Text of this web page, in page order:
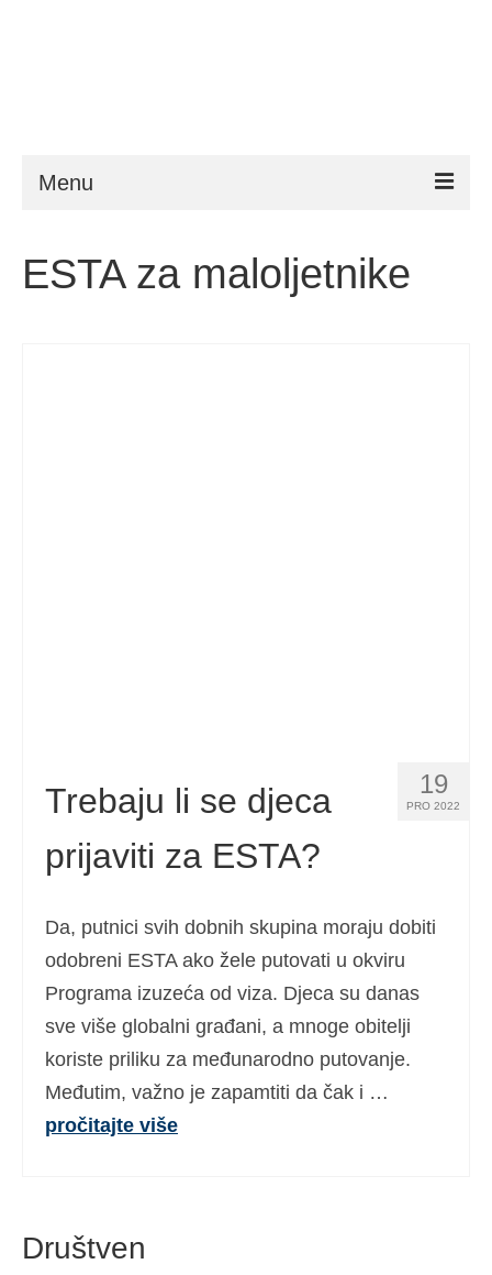
Menu
Zahtjevi
English ( Engleski
Français (Francuski)
Deutsch (Njemački )
עברית (Hebrejski)
Magyar(Mađarski)
ESTA za maloljetnike
19
PRO 2022
Trebaju li se djeca
prijaviti za ESTA?
Da, putnici svih dobnih skupina moraju dobiti
odobreni ESTA ako žele putovati u okviru
Programa izuzeća od viza. Djeca su danas
sve više globalni građani, a mnoge obitelji
koriste priliku za međunarodno putovanje.
Međutim, važno je zapamtiti da čak i …
pročitajte više
Društven